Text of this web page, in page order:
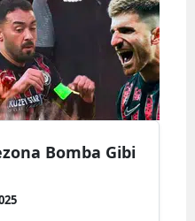
Niğde
Ordu
Bomba Gibi